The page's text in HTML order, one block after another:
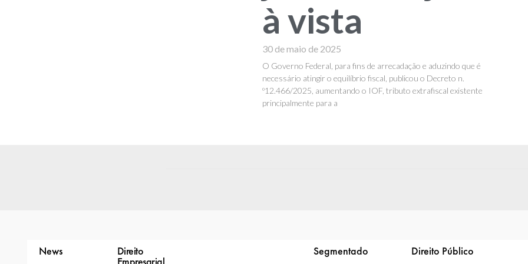
à vista
30 de maio de 2025
O Governo Federal, para fins de arrecadação e aduzindo que é
necessário atingir o equilíbrio fiscal, publicou o Decreto n.
º12.466/2025, aumentando o IOF, tributo extrafiscal existente
principalmente para a
News Direito Segmentado Direito Público